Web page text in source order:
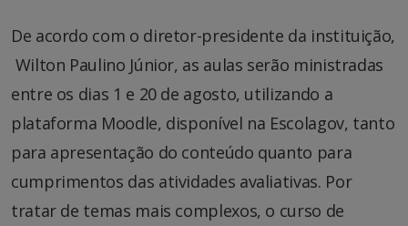
De acordo com o diretor-presidente da instituição,
Wilton Paulino Júnior, as aulas serão ministradas
entre os dias 1 e 20 de agosto, utilizando a
plataforma Moodle, disponível na Escolagov, tanto
para apresentação do conteúdo quanto para
cumprimentos das atividades avaliativas. Por
tratar de temas mais complexos, o curso de